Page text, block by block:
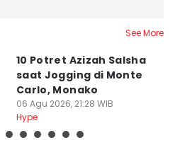
See More
10 Potret Azizah Salsha
saat Jogging di Monte
Carlo, Monako
06 Agu 2026, 21:28 WIB
Hype